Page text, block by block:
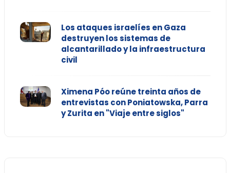
Los ataques israelíes en Gaza
destruyen los sistemas de
alcantarillado y la infraestructura
civil
Ximena Póo reúne treinta años de
entrevistas con Poniatowska, Parra
y Zurita en "Viaje entre siglos"